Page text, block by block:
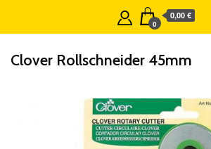
0
0,00 €
Clover Rollschneider 45mm